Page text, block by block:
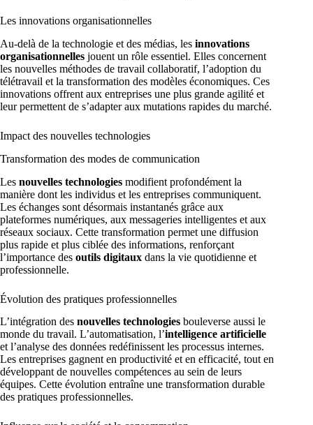
Les innovations organisationnelles
Au-delà de la technologie et des médias, les innovations
organisationnelles jouent un rôle essentiel. Elles concernent
les nouvelles méthodes de travail collaboratif, l’adoption du
télétravail et la transformation des modèles économiques. Ces
innovations offrent aux entreprises une plus grande agilité et
leur permettent de s’adapter aux mutations rapides du marché.
Impact des nouvelles technologies
Transformation des modes de communication
Les nouvelles technologies modifient profondément la
manière dont les individus et les entreprises communiquent.
Les échanges sont désormais instantanés grâce aux
plateformes numériques, aux messageries intelligentes et aux
réseaux sociaux. Cette transformation permet une diffusion
plus rapide et plus ciblée des informations, renforçant
l’importance des outils digitaux dans la vie quotidienne et
professionnelle.
Évolution des pratiques professionnelles
L’intégration des nouvelles technologies bouleverse aussi le
monde du travail. L’automatisation, l’intelligence artificielle
et l’analyse des données redéfinissent les processus internes.
Les entreprises gagnent en productivité et en efficacité, tout en
développant de nouvelles compétences au sein de leurs
équipes. Cette évolution entraîne une transformation durable
des pratiques professionnelles.